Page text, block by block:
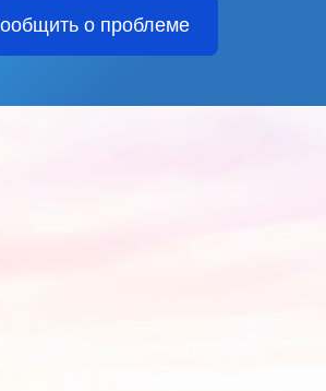
о проблеме